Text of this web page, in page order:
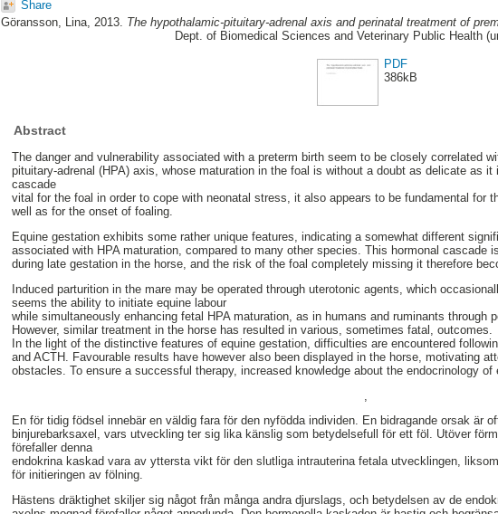
Share
Göransson, Lina, 2013. The hypothalamic-pituitary-adrenal axis and perinatal treatment of
Dept. of Biomedical Sciences and Veterinary Public Health
PDF
386kB
Abstract
The danger and vulnerability associated with a preterm birth seem to be closely correlated
pituitary-adrenal (HPA) axis, whose maturation in the foal is without a doubt as delicate as
cascade
vital for the foal in order to cope with neonatal stress, it also appears to be fundamental for
well as for the onset of foaling.
Equine gestation exhibits some rather unique features, indicating a somewhat different
associated with HPA maturation, compared to many other species. This hormonal cascade
during late gestation in the horse, and the risk of the foal completely missing it therefore
Induced parturition in the mare may be operated through uterotonic agents, which
seems the ability to initiate equine labour
while simultaneously enhancing fetal HPA maturation, as in humans and ruminants through
However, similar treatment in the horse has resulted in various, sometimes fatal, outcomes.
In the light of the distinctive features of equine gestation, difficulties are encountered
and ACTH. Favourable results have however also been displayed in the horse, motivating
obstacles. To ensure a successful therapy, increased knowledge about the endocrinology of
En för tidig födsel innebär en väldig fara för den nyfödda individen. En bidragande orsak är
binjurebarksaxel, vars utveckling ter sig lika känslig som betydelsefull för ett föl. Utöver
förefaller denna
endokrina kaskad vara av yttersta vikt för den slutliga intrauterina fetala utvecklingen, liksom
för initieringen av fölning.
Hästens dräktighet skiljer sig något från många andra djurslags, och betydelsen av de